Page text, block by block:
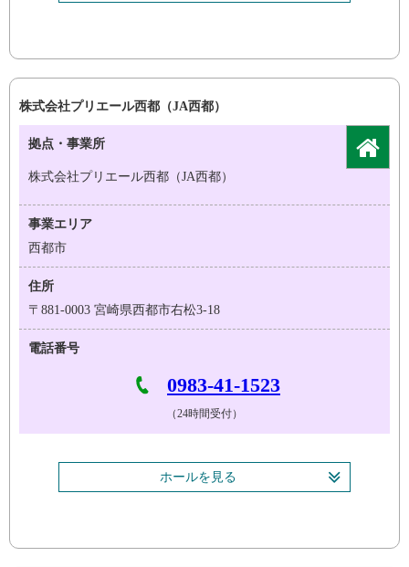
株式会社プリエール西都（JA西都）
拠点・事業所
株式会社プリエール西都（JA西都）
事業エリア
西都市
住所
〒881-0003 宮崎県西都市右松3-18
電話番号
0983-41-1523
（24時間受付）
ホールを見る